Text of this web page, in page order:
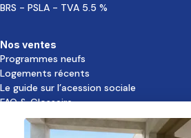
BRS - PSLA - TVA 5.5 %
Nos ventes
Programmes neufs
Logements récents
Le guide sur l’acession sociale
FAQ & Glossaire
Découvrir CMK